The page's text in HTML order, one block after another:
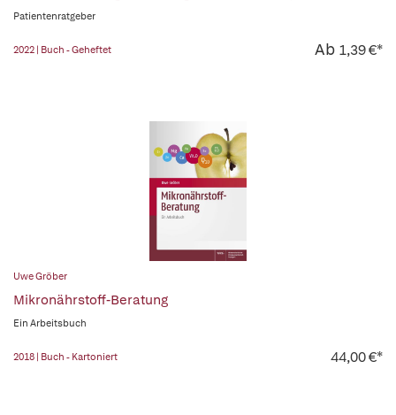
Patientenratgeber
2022 | Buch - Geheftet Ab 1,39 €*
Uwe Gröber
Mikronährstoff-Beratung
Ein Arbeitsbuch
2018 | Buch - Kartoniert 44,00 €*